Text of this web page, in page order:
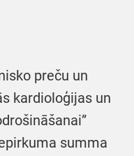
preču un
kardioloģijas un
summa